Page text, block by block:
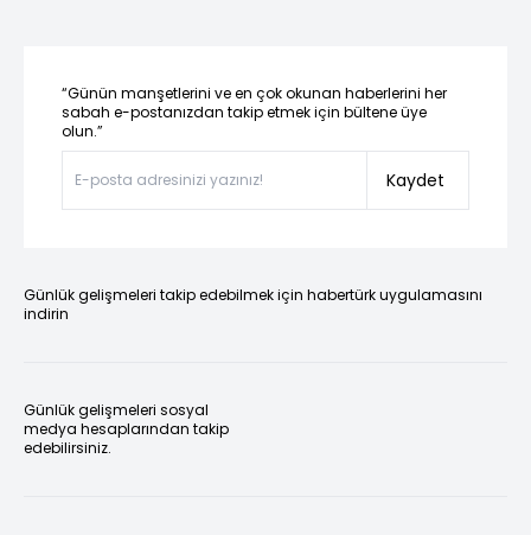
“Günün manşetlerini ve en çok okunan haberlerini her
sabah e-postanızdan takip etmek için bültene üye
olun.”
Kaydet
Günlük gelişmeleri takip edebilmek için habertürk uygulamasını
indirin
Günlük gelişmeleri sosyal
medya hesaplarından takip
edebilirsiniz.